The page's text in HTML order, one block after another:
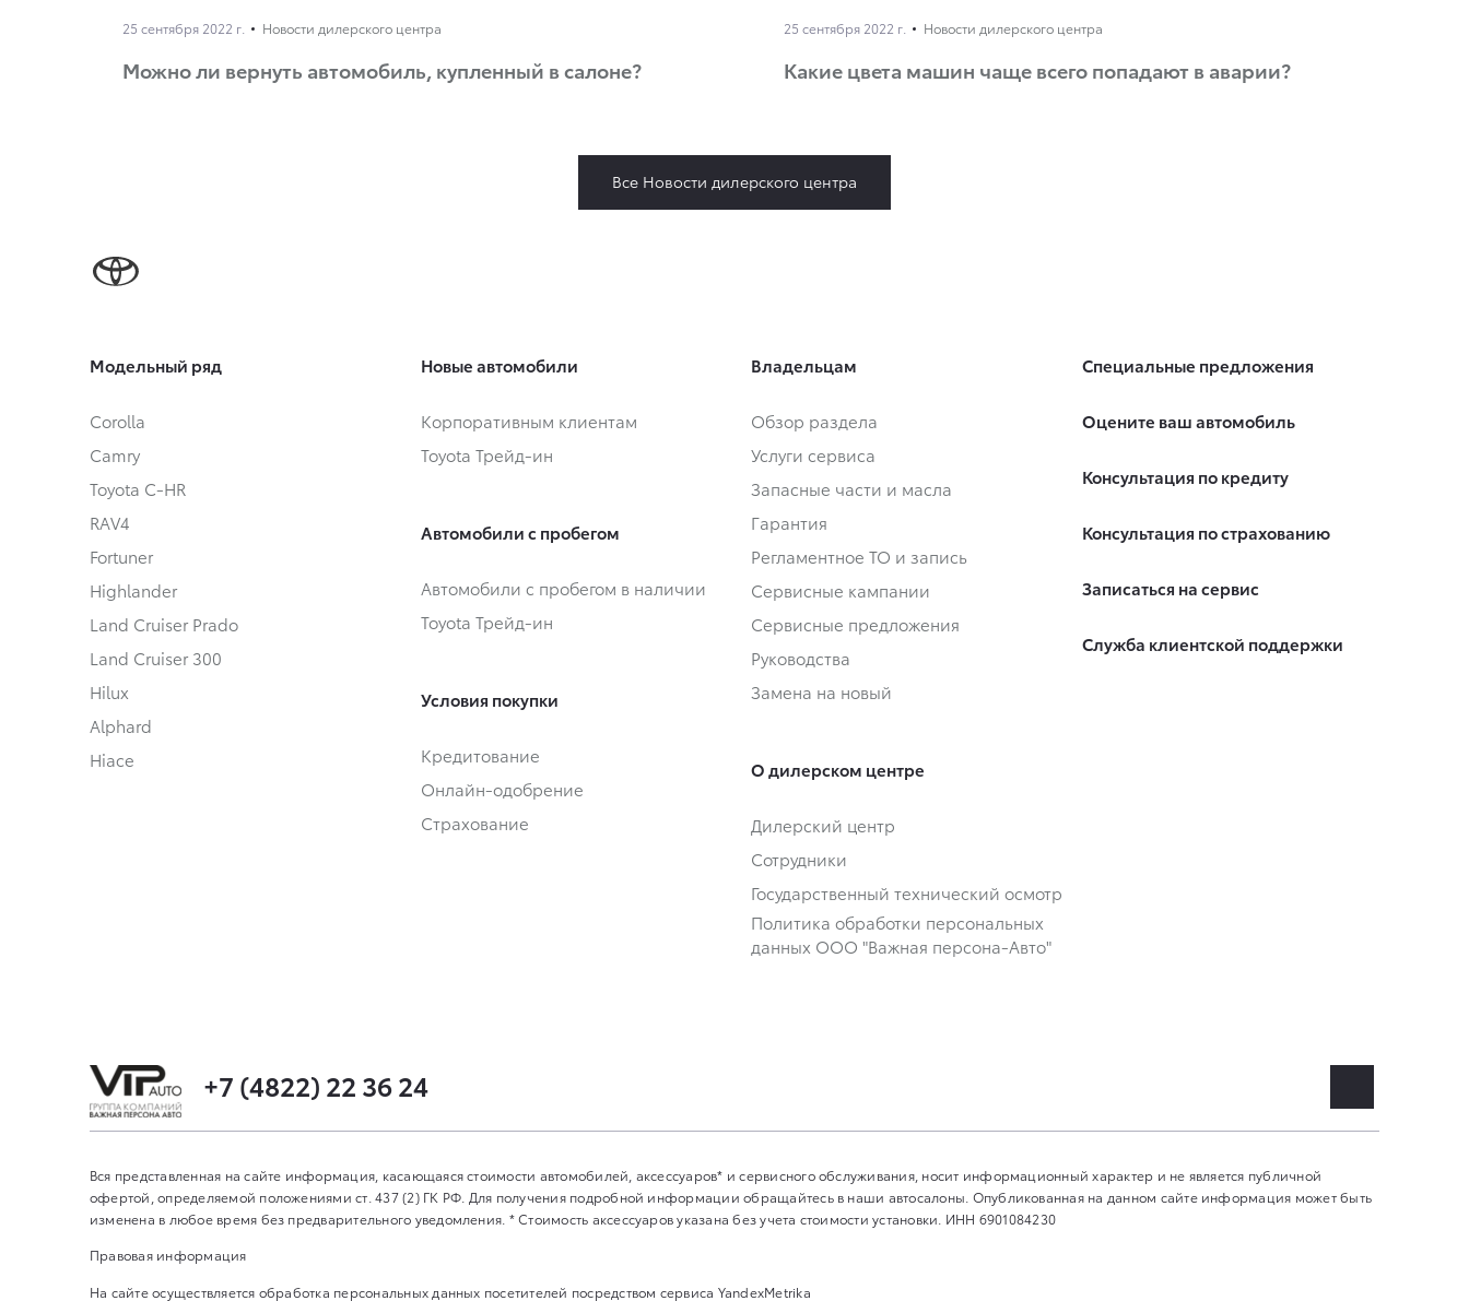
25 сентября 2022 г. Новости дилерского центра
Можно ли вернуть автомобиль, купленный в салоне?
25 сентября 2022 г. Новости дилерского центра
Какие цвета машин чаще всего попадают в аварии?
Все Новости дилерского центра
Модельный ряд
Corolla
Camry
Toyota C-HR
RAV4
Fortuner
Highlander
Land Cruiser Prado
Land Cruiser 300
Hilux
Alphard
Hiace
Новые автомобили
Корпоративным клиентам
Toyota Трейд-ин
Автомобили с пробегом
Автомобили с пробегом в наличии
Toyota Трейд-ин
Условия покупки
Кредитование
Онлайн-одобрение
Страхование
Владельцам
Обзор раздела
Услуги сервиса
Запасные части и масла
Гарантия
Регламентное ТО и запись
Сервисные кампании
Сервисные предложения
Руководства
Замена на новый
О дилерском центре
Дилерский центр
Сотрудники
Государственный технический осмотр
Политика обработки персональных
данных ООО "Важная персона-Авто"
Специальные предложения
Оцените ваш автомобиль
Консультация по кредиту
Консультация по страхованию
Записаться на сервис
Служба клиентской поддержки
+7 (4822) 22 36 24
Вся представленная на сайте информация, касающаяся стоимости автомобилей, аксессуаров* и сервисного обслуживания, носит информационный характер и не является публичной
офертой, определяемой положениями ст. 437 (2) ГК РФ. Для получения подробной информации обращайтесь в наши автосалоны. Опубликованная на данном сайте информация может быть
изменена в любое время без предварительного уведомления. * Стоимость аксессуаров указана без учета стоимости установки. ИНН 6901084230
Правовая информация
На сайте осуществляется обработка персональных данных посетителей посредством сервиса YandexMetrika